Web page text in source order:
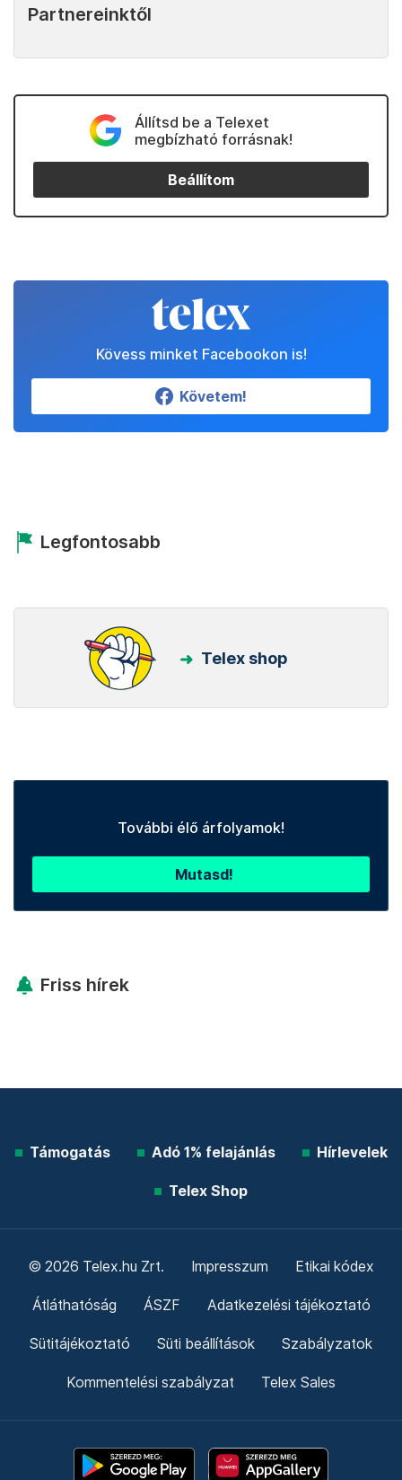
Partnereinktől
Állítsd be a Telexet
megbízható forrásnak!
Beállítom
Kövess minket Facebookon is!
Követem!
Legfontosabb
Telex shop
További élő árfolyamok!
Mutasd!
Friss hírek
Támogatás Adó 1% felajánlás Hírlevelek
Telex Shop
© 2026 Telex.hu Zrt. Impresszum Etikai kódex
Átláthatóság ÁSZF Adatkezelési tájékoztató
Sütitájékoztató Süti beállítások Szabályzatok
Kommentelési szabályzat Telex Sales